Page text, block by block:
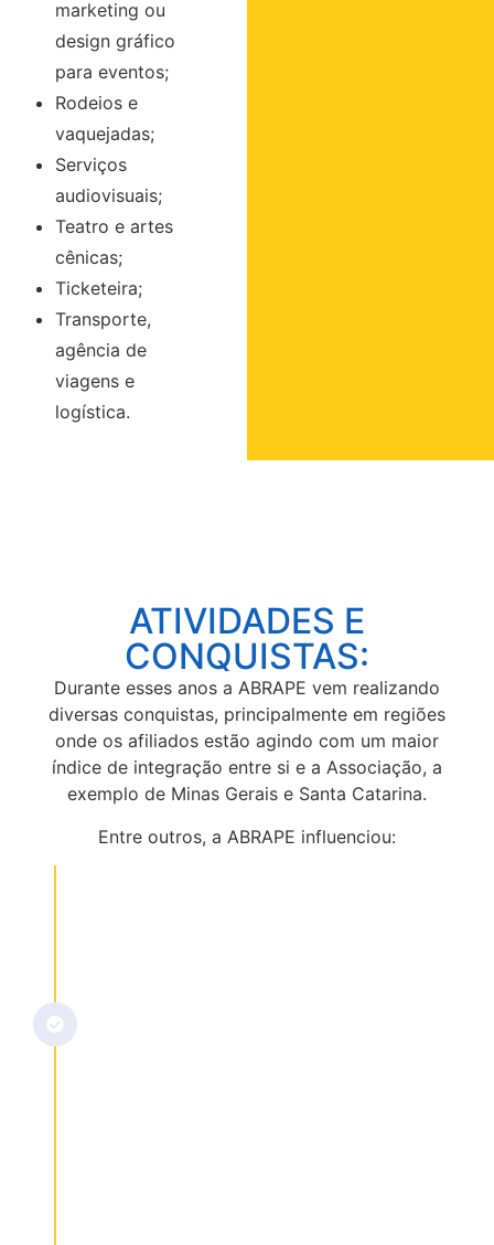
marketing ou
design gráfico
para eventos;
Rodeios e
vaquejadas;
Serviços
audiovisuais;
Teatro e artes
cênicas;
Ticketeira;
Transporte,
agência de
viagens e
logística.
ATIVIDADES E
CONQUISTAS:
Durante esses anos a ABRAPE vem realizando
diversas conquistas, principalmente em regiões
onde os afiliados estão agindo com um maior
índice de integração entre si e a Associação, a
exemplo de Minas Gerais e Santa Catarina.
Entre outros, a ABRAPE influenciou: